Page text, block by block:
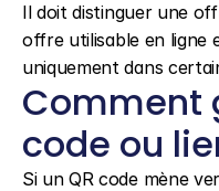
Il doit distinguer une
offre utilisable en ligne
uniquement dans
Comment
code ou
Si un QR code mène